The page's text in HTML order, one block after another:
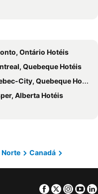
Ontário Hotéis
Quebeque Hotéis
City, Quebeque Hotéis
Alberta Hotéis
Norte
Canadá
Facebook
Twitter